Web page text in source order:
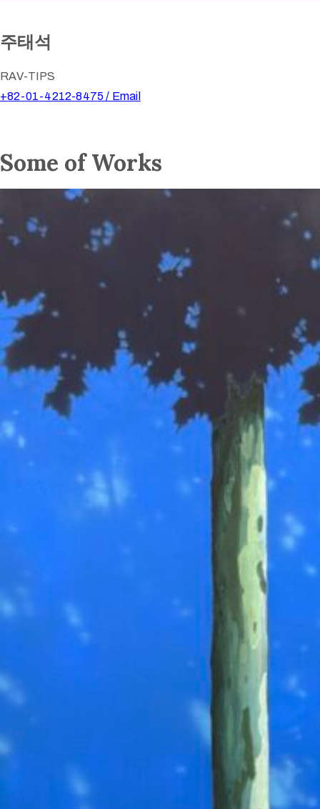
주태석
RAV-TIPS
+82-01-4212-8475 / Email
Some of Works